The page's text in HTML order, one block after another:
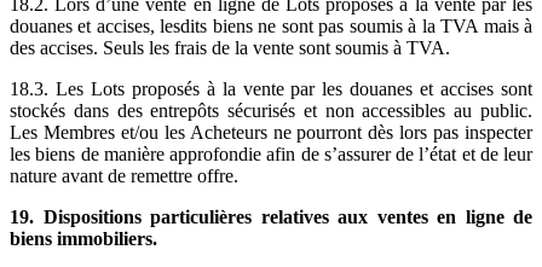
douanes et accises, lesdits biens ne sont pas soumis à la TVA mais à
des accises. Seuls les frais de la vente sont soumis à TVA.
18.3. Les Lots proposés à la vente par les douanes et accises sont
stockés dans des entrepôts sécurisés et non accessibles au public.
Les Membres et/ou les Acheteurs ne pourront dès lors pas inspecter
les biens de manière approfondie afin de s’assurer de l’état et de leur
nature avant de remettre offre.
19. Dispositions particulières relatives aux ventes en ligne de
biens immobiliers.